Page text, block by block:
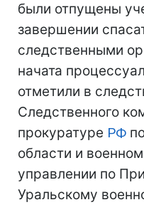
были отпущены
завершении
следственными
начата
отметили в
Следственного
прокуратуре РФ
области и
управлении по
Уральскому